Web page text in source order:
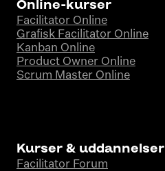
Online-kurser
Facilitator Online
Grafisk Facilitator Online
Kanban Online
Product Owner Online
Scrum Master Online
Kurser & uddannelser
Facilitator Forum